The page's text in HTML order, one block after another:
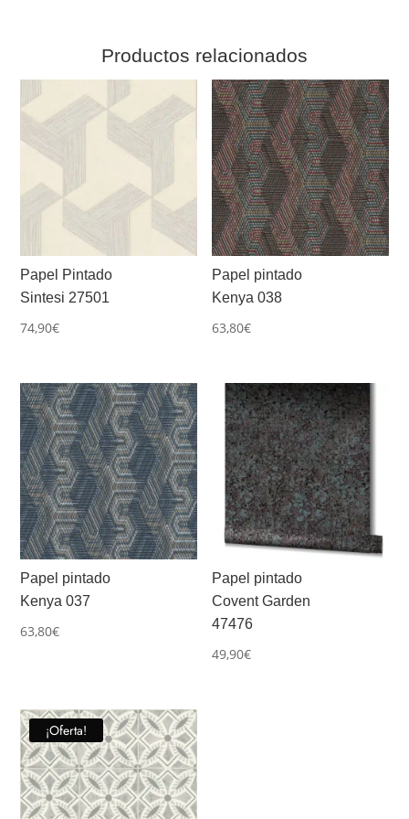
Productos relacionados
Papel Pintado
Sintesi 27501
74,90€
Papel pintado
Kenya 038
63,80€
Papel pintado
Kenya 037
63,80€
Papel pintado
Covent Garden
47476
49,90€
¡Oferta!